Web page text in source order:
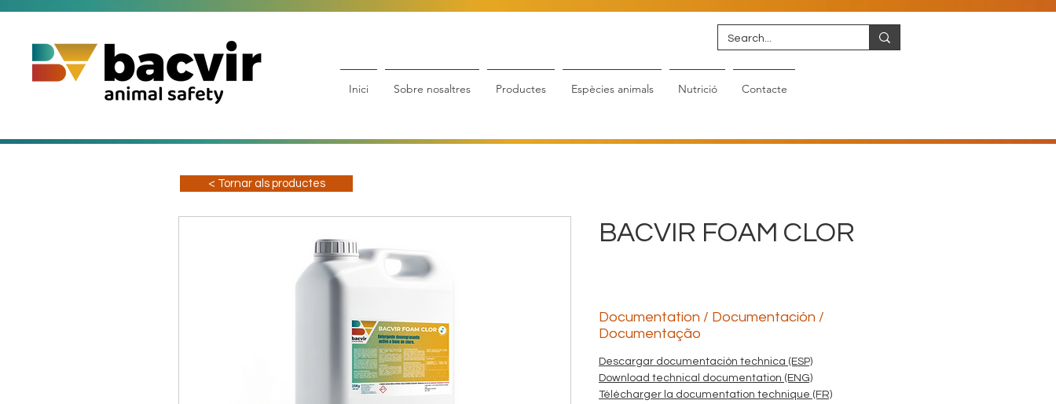
Inici Sobre nosaltres Productes Espècies animals Nutrició Contacte
< Tornar als productes
BACVIR FOAM CLOR
Documentation / Documentación /
Documentação
Descargar documentación technica (ESP)
Download technical documentation (ENG)
Télécharger la documentation technique (FR)